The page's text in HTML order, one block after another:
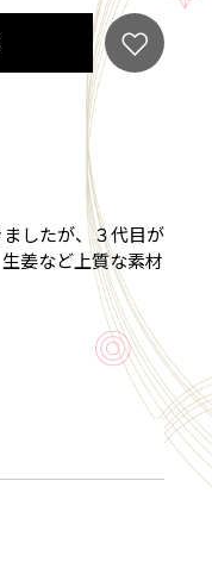
入れるとジンジ
だけます
お酒の隠し味と
う炊き上げまし
、氷にかけ「氷
したが、３代目が
姜など上質な素材